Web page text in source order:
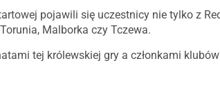
pojawili się uczestnicy nie tylko z
Malborka czy Tczewa.
tej królewskiej gry a członkami